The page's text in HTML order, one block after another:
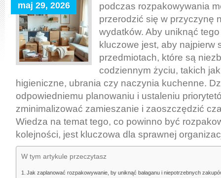
przeprowadzce,
by
uniknąć
chaosu
i
niepotrzebnych
zakupów
maj 29, 2026
podczas rozpakowywania
przerodzić się w przyczynę
wydatków. Aby uniknąć
kluczowe jest, aby najpierw
przedmiotach, które są
codziennym życiu, takich
higieniczne, ubrania czy naczynia kuchenne.
odpowiedniemu planowaniu i ustaleniu
zminimalizować zamieszanie i zaoszczędzić
Wiedza na temat tego, co powinno być
kolejności, jest kluczowa dla sprawnej
W tym artykule przeczytasz
Jak zaplanować rozpakowywanie, by uniknąć bałaganu i niepotrzebnych